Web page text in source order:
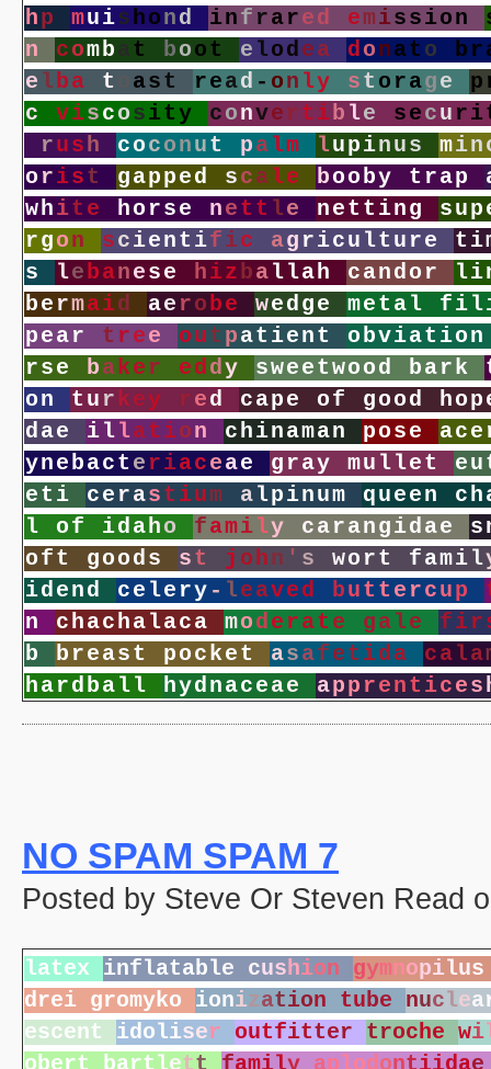
hp muishond inf rared emission
n
comb a t boot e lodea donat o b r
e lba t ast read - on ly st o rage p
c
viscosity conve r t ib le secu ri
rush coconut palm lupinus min
o rist gapped scale booby t rap
whit e ho rse net t le netting sup
rgon scient ific ag ricu lt u re ti
s
lebanese hizballah cando r li
be rmaid ae robe wedge metal fil
pear t ree out pat ient obviation
rse bake r eddy sweetwood bark
on tu r key r ed cape of good hop
dae illat ion chinaman pose ace
ynebacte riaceae g ray mu llet eu
et i ce rast ium alpinum queen ch
l
of idaho fami ly carangidae s
oft goods st j ohn ' s wo rt famil
idend ce le ry - leaved butte rcup
n
chachalaca mode rat e gale fir
b
b reast pocket asafet ida cala
hardball hydnaceae app rent ices
NO SPAM SPAM 7
Posted by Steve Or Steven Read
latex inflatable cushion gymnopilus
drei gromyko ionization tube nuclea
escent idoliser outfitter troche wi